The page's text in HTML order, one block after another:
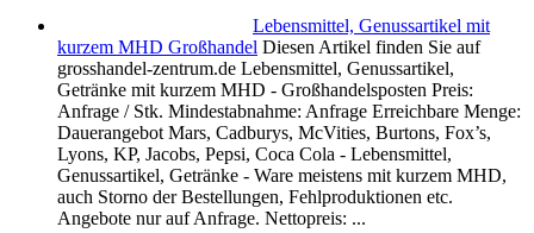
Lebensmittel, Genussartikel mit
kurzem MHD Großhandel Diesen Artikel finden Sie auf
grosshandel-zentrum.de Lebensmittel, Genussartikel,
Getränke mit kurzem MHD - Großhandelsposten Preis:
Anfrage / Stk. Mindestabnahme: Anfrage Erreichbare Menge:
Dauerangebot Mars, Cadburys, McVities, Burtons, Fox’s,
Lyons, KP, Jacobs, Pepsi, Coca Cola - Lebensmittel,
Genussartikel, Getränke - Ware meistens mit kurzem MHD,
auch Storno der Bestellungen, Fehlproduktionen etc.
Angebote nur auf Anfrage. Nettopreis: ...